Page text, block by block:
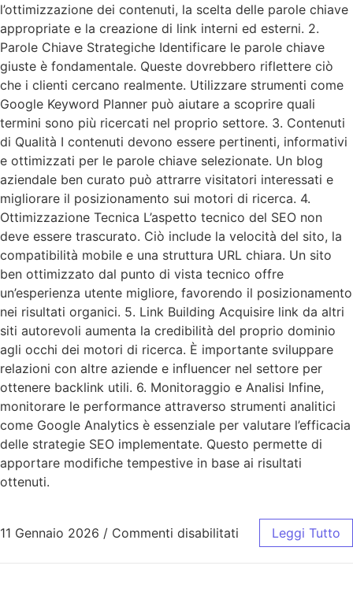
l’ottimizzazione dei contenuti, la scelta delle parole chiave
appropriate e la creazione di link interni ed esterni. 2.
Parole Chiave Strategiche Identificare le parole chiave
giuste è fondamentale. Queste dovrebbero riflettere ciò
che i clienti cercano realmente. Utilizzare strumenti come
Google Keyword Planner può aiutare a scoprire quali
termini sono più ricercati nel proprio settore. 3. Contenuti
di Qualità I contenuti devono essere pertinenti, informativi
e ottimizzati per le parole chiave selezionate. Un blog
aziendale ben curato può attrarre visitatori interessati e
migliorare il posizionamento sui motori di ricerca. 4.
Ottimizzazione Tecnica L’aspetto tecnico del SEO non
deve essere trascurato. Ciò include la velocità del sito, la
compatibilità mobile e una struttura URL chiara. Un sito
ben ottimizzato dal punto di vista tecnico offre
un’esperienza utente migliore, favorendo il posizionamento
nei risultati organici. 5. Link Building Acquisire link da altri
siti autorevoli aumenta la credibilità del proprio dominio
agli occhi dei motori di ricerca. È importante sviluppare
relazioni con altre aziende e influencer nel settore per
ottenere backlink utili. 6. Monitoraggio e Analisi Infine,
monitorare le performance attraverso strumenti analitici
come Google Analytics è essenziale per valutare l’efficacia
delle strategie SEO implementate. Questo permette di
apportare modifiche tempestive in base ai risultati
ottenuti.
11 Gennaio 2026 / Commenti disabilitati Leggi Tutto